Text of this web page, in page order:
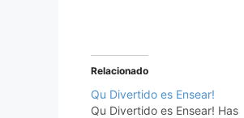
Relacionado
Qu Divertido es Ensear!
Qu Divertido es Ensear! Has